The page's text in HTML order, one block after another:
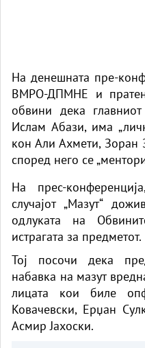
На денешната пре-
ВМРО-ДПМНЕ и
обвини дека
Ислам Абази, има
кон Али Ахмети,
според него се
На прес-
случајот „Мазут“
одлуката на
истрагата за предметот.
Тој посочи дека
набавка на мазут
лицата кои биле
Ковачевски, Ерџан
Асмир Јахоски.